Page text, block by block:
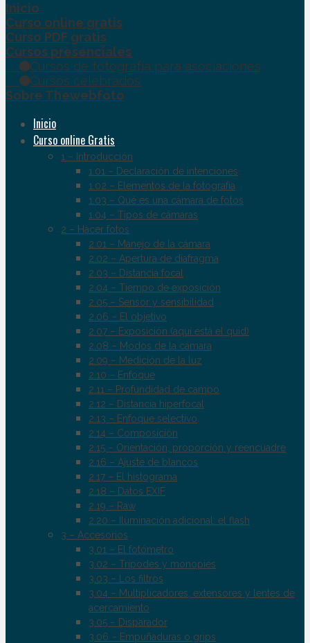
Inicio
Curso online gratis
Curso PDF gratis
Cursos presenciales
Cursos de fotografía para asociaciones
Cursos celebrados
Sobre Thewebfoto
Inicio
Curso online Gratis
1 – Introducción
1.01 – Declaración de intenciones
1.02 – Elementos de la fotografía
1.03 – Qué es una cámara de fotos
1.04 – Tipos de cámaras
2 – Hacer fotos
2.01 – Manejo de la cámara
2.02 – Apertura de diafragma
2.03 – Distancia focal
2.04 – Tiempo de exposición
2.05 – Sensor y sensibilidad
2.06 – El objetivo
2.07 – Exposición (aquí está el quid)
2.08 – Modos de la cámara
2.09 – Medición de la luz
2.10 – Enfoque
2.11 – Profundidad de campo
2.12 – Distancia hiperfocal
2.13 – Enfoque selectivo
2.14 – Composición
2.15 – Orientación, proporción y reencuadre
2.16 – Ajuste de blancos
2.17 – El histograma
2.18 – Datos EXIF
2.19 – Raw
2.20 – Iluminación adicional: el flash
3 – Accesorios
3.01 – El fotómetro
3.02 – Trípodes y monopies
3.03 – Los filtros
3.04 – Multiplicadores, extensores y lentes de
acercamiento
3.05 – Disparador
3.06 – Empuñaduras o grips